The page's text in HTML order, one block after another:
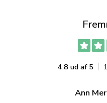
4.8 ud af 5
Ann